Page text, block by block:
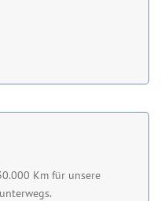
Km für unsere